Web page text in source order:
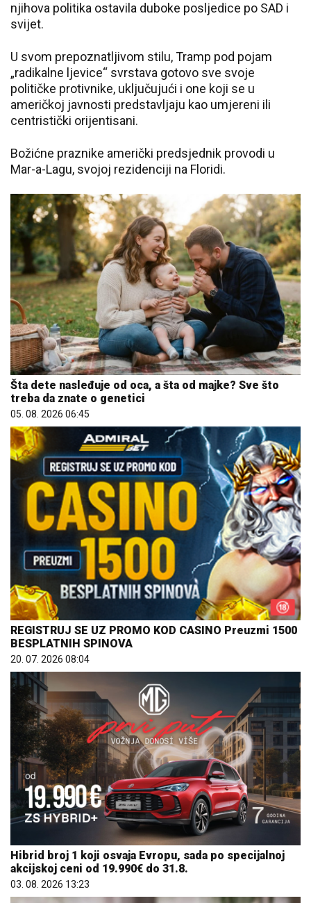
njihova politika ostavila duboke posljedice po SAD i
svijet.
U svom prepoznatljivom stilu, Tramp pod pojam
„radikalne ljevice“ svrstava gotovo sve svoje
političke protivnike, uključujući i one koji se u
američkoj javnosti predstavljaju kao umjereni ili
centristički orijentisani.
Božićne praznike američki predsjednik provodi u
Mar-a-Lagu, svojoj rezidenciji na Floridi.
Šta dete nasleđuje od oca, a šta od majke? Sve što
treba da znate o genetici
05. 08. 2026 06:45
REGISTRUJ SE UZ PROMO KOD CASINO Preuzmi 1500
BESPLATNIH SPINOVA
20. 07. 2026 08:04
Hibrid broj 1 koji osvaja Evropu, sada po specijalnoj
akcijskoj ceni od 19.990€ do 31.8.
03. 08. 2026 13:23